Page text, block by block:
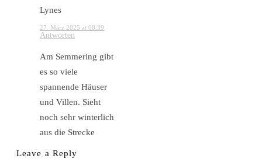
Lynes
27. März 2025 at 08:39
Antworten
Am Semmering gibt
es so viele
spannende Häuser
und Villen. Sieht
noch sehr winterlich
aus die Strecke
Leave a Reply